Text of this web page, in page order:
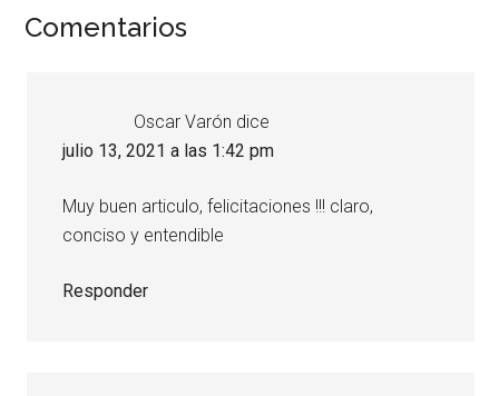
Interacciones
lectores
Comentarios
Oscar Varón dice
julio 13, 2021 a las 1:42 pm
Muy buen articulo, felicitaciones !!! claro,
conciso y entendible
Responder